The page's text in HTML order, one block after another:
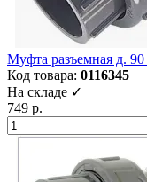
Муфта разъемная д.
Код товара: 0116345
На складе ✓
749 р.